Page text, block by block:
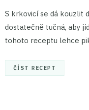
S krkovicí se dá kouzlit
dostatečně tučná, aby
tohoto receptu lehce
ČÍST RECEPT